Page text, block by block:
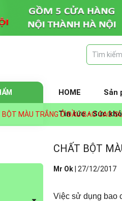
HOME Sản
Tin tức - Sức
BỘT MÀU TRẮNG Ở ĐẦU BAO CAO
CHẤT BỘT
Mr Ok 27/12/2017
Việc sử dụng bao